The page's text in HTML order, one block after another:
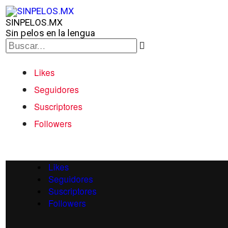
SINPELOS.MX
Sin pelos en la lengua
Likes
Seguidores
Suscriptores
Followers
Likes
Seguidores
Suscriptores
Followers